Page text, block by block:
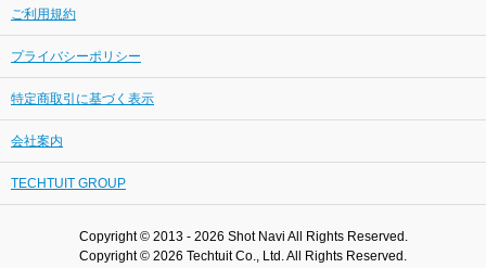
ご利用規約
プライバシーポリシー
特定商取引に基づく表示
会社案内
TECHTUIT GROUP
Copyright © 2013 - 2026 Shot Navi All Rights Reserved.
Copyright © 2026 Techtuit Co., Ltd. All Rights Reserved.